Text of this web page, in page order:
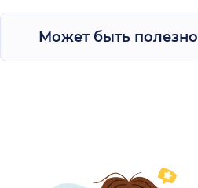
Может быть полезно